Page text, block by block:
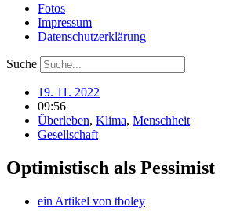
Fotos
Impressum
Datenschutzerklärung
Suche
19. 11. 2022
09:56
Überleben, Klima, Menschheit
Gesellschaft
Optimistisch als Pessimist
ein Artikel von tboley